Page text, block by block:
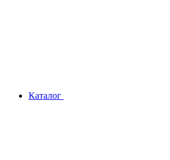
Каталог